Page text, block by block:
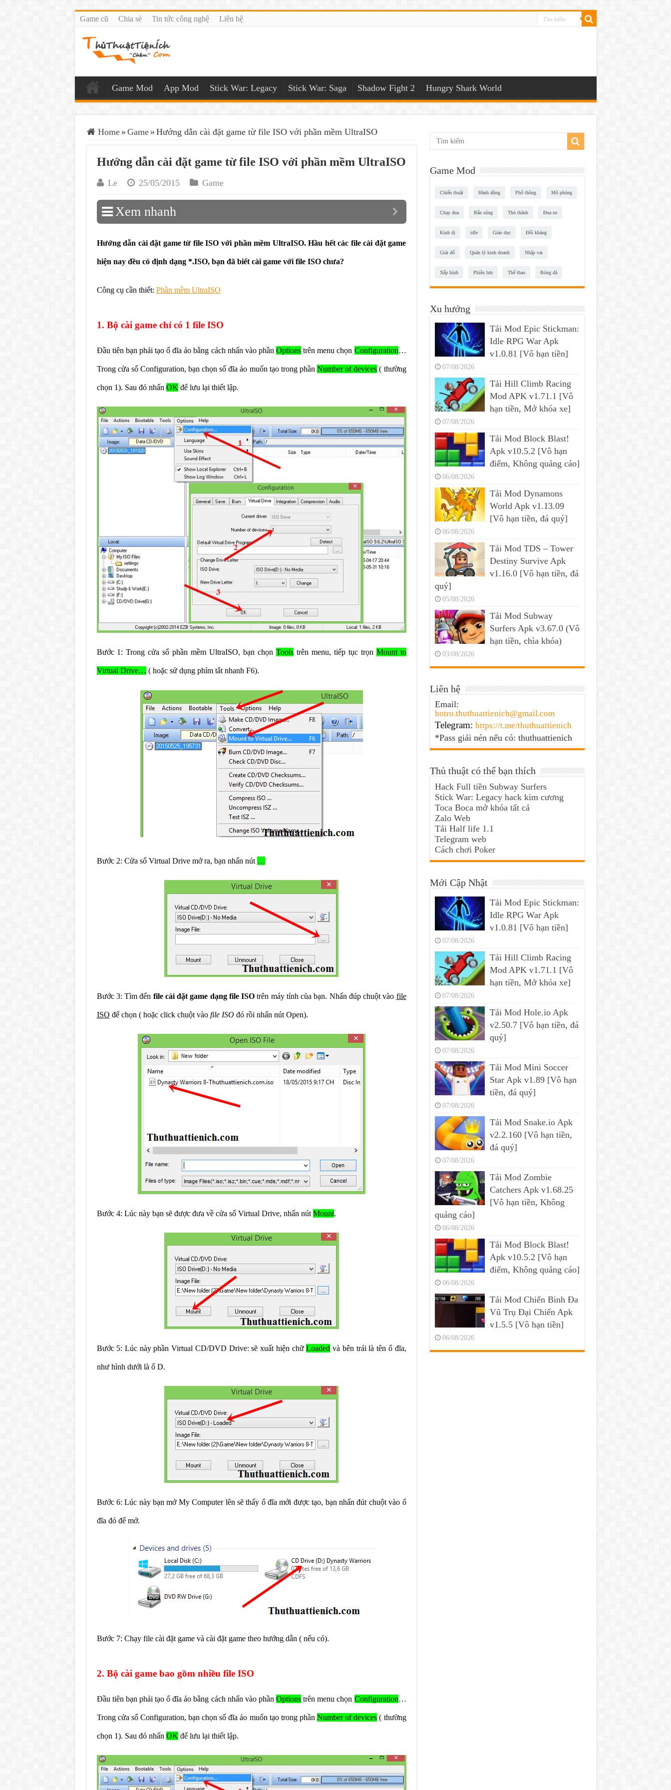
Game cũ Chia sẻ Tin tức công nghệ Liên hệ
Game Mod App Mod Stick War: Legacy Stick War: Saga Shadow Fight 2 Hungry Shark World
Home » Game » Hướng dẫn cài đặt game từ file ISO với phần mềm UltraISO
Hướng dẫn cài đặt game từ file ISO với phần mềm UltraISO
Le 25/05/2015 Game
Xem nhanh
Hướng dẫn cài đặt game từ file ISO với phần mềm UltraISO. Hầu hết các file cài đặt game
hiện nay đều có định dạng *.ISO, bạn đã biết cài game với file ISO chưa?
Công cụ cần thiết: Phần mềm UltraISO
1. Bộ cài game chỉ có 1 file ISO
Đầu tiên bạn phải tạo ổ đĩa ảo bằng cách nhấn vào phầnOptions trên menu chọn Configuration…
Trong cửa sổ Configuration, bạn chọn số đĩa ảo muốn tạo trong phầnNumber of devices ( thường
chọn 1). Sau đó nhấn OK để lưu lại thiết lập.
Bước 1: Trong cửa sổ phần mềm UltraISO, bạn chọn Toolstrên menu, tiếp tục trọn Mount to
Virtual Drive… ( hoặc sử dụng phím tắt nhanh F6).
Bước 2: Cửa sổ Virtual Drive mở ra, bạn nhấn nút …
Bước 3: Tìm đến file cài đặt game dạng file ISO trên máy tính của bạn. Nhấn đúp chuột vào file
ISO để chọn ( hoặc click chuột vào file ISOđó rồi nhấn nút Open).
Bước 4: Lúc này bạn sẽ được đưa về cửa sổ Virtual Drive, nhấn nút Mount.
Bước 5: Lúc này phần Virtual CD/DVD Drive: sẽ xuất hiện chữLoaded và bên trái là tên ổ đĩa,
như hình dưới là ổ D.
Bước 6: Lúc này bạn mở My Computer lên sẽ thấy ổ đĩa mới được tạo, bạn nhấn đút chuột vào ổ
đĩa đó để mở.
Bước 7: Chạy file cài đặt game và cài đặt game theo hướng dẫn ( nếu có).
2. Bộ cài game bao gồm nhiều file ISO
Đầu tiên bạn phải tạo ổ đĩa ảo bằng cách nhấn vào phầnOptions trên menu chọn Configuration…
Trong cửa sổ Configuration, bạn chọn số đĩa ảo muốn tạo trong phầnNumber of devices ( thường
chọn 1). Sau đó nhấn OK để lưu lại thiết lập.
Game Mod
Chiến thuật Hành động Phổ thông Mô phỏng
Chạy đua Bắn súng Thủ thành Đua xe
Kinh dị idle Giáo dục Đối kháng
Giải đố Quản lý kinh doanh Nhập vai
Xếp hình Phiêu lưu Thể thao Bóng đá
Xu hướng
Tải Mod Epic Stickman:
Idle RPG War Apk
v1.0.81 [Vô hạn tiền]
07/08/2026
Tải Hill Climb Racing
Mod APK v1.71.1 [Vô
hạn tiền, Mở khóa xe]
07/08/2026
Tải Mod Block Blast!
Apk v10.5.2 [Vô hạn
điểm, Không quảng cáo]
06/08/2026
Tải Mod Dynamons
World Apk v1.13.09
[Vô hạn tiền, đá quý]
06/08/2026
Tải Mod TDS – Tower
Destiny Survive Apk
v1.16.0 [Vô hạn tiền, đá
quý]
05/08/2026
Tải Mod Subway
Surfers Apk v3.67.0 (Vô
hạn tiền, chìa khóa)
03/08/2026
Liên hệ
Email:
hotro.thuthuattienich@gmail.com
Telegram: https://t.me/thuthuattienich
*Pass giải nén nếu có: thuthuattienich
Thủ thuật có thể bạn thích
Hack Full tiền Subway Surfers
Stick War: Legacy hack kim cương
Toca Boca mở khóa tất cả
Zalo Web
Tải Half life 1.1
Telegram web
Cách chơi Poker
Mới Cập Nhật
Tải Mod Epic Stickman:
Idle RPG War Apk
v1.0.81 [Vô hạn tiền]
07/08/2026
Tải Hill Climb Racing
Mod APK v1.71.1 [Vô
hạn tiền, Mở khóa xe]
07/08/2026
Tải Mod Hole.io Apk
v2.50.7 [Vô hạn tiền, đá
quý]
07/08/2026
Tải Mod Mini Soccer
Star Apk v1.89 [Vô hạn
tiền, đá quý]
07/08/2026
Tải Mod Snake.io Apk
v2.2.160 [Vô hạn tiền,
đá quý]
07/08/2026
Tải Mod Zombie
Catchers Apk v1.68.25
[Vô hạn tiền, Không
quảng cáo]
06/08/2026
Tải Mod Block Blast!
Apk v10.5.2 [Vô hạn
điểm, Không quảng cáo]
06/08/2026
Tải Mod Chiến Binh Đa
Vũ Trụ Đại Chiến Apk
v1.5.5 [Vô hạn tiền]
06/08/2026